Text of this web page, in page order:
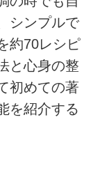
シンプルで
約70レシピ
と心身の整
初めての著
を紹介する